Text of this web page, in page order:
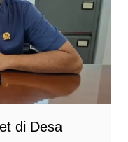
di Desa